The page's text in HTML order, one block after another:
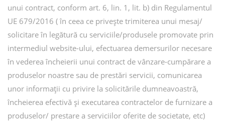
unui contract, conform art. 6, lin. 1, lit. b) din Regulamentul
UE 679/2016 ( în ceea ce privește trimiterea unui mesaj/
solicitare în legătură cu serviciile/produsele promovate prin
intermediul website-ului, efectuarea demersurilor necesare
în vederea încheierii unui contract de vânzare-cumpărare a
produselor noastre sau de prestări servicii, comunicarea
unor informații cu privire la solicitările dumneavoastră,
încheierea efectivă și executarea contractelor de furnizare a
produselor/ prestare a serviciilor oferite de societate, etc)